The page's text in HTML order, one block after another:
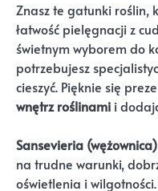
Znasz te gatunki roślin,
łatwość pielęgnacji z
świetnym wyborem do
potrzebujesz
cieszyć. Pięknie się
wnętrz roślinami i
Sansevieria (wężownica)
na trudne warunki,
oświetlenia i